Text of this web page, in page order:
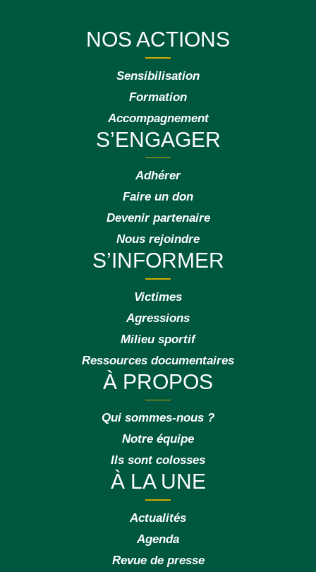
NOS ACTIONS
Sensibilisation
Formation
Accompagnement
S’ENGAGER
Adhérer
Faire un don
Devenir partenaire
Nous rejoindre
S’INFORMER
Victimes
Agressions
Milieu sportif
Ressources documentaires
À PROPOS
Qui sommes-nous ?
Notre équipe
Ils sont colosses
À LA UNE
Actualités
Agenda
Revue de presse